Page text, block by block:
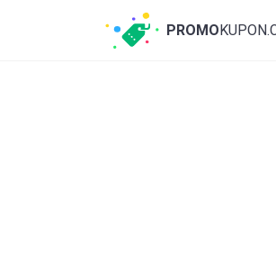
PROMO